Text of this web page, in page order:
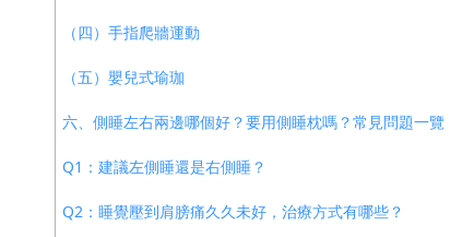
（四）手指爬牆運動
（五）嬰兒式瑜珈
六、側睡左右兩邊哪個好？要用側睡枕嗎？常見問題一覽
Q1：建議左側睡還是右側睡？
Q2：睡覺壓到肩膀痛久久未好，治療方式有哪些？